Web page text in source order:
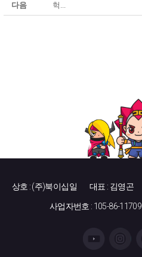
다음 헉...
상호 : (주)북이십일 대표 : 김영곤
사업자번호 : 105-86-11709